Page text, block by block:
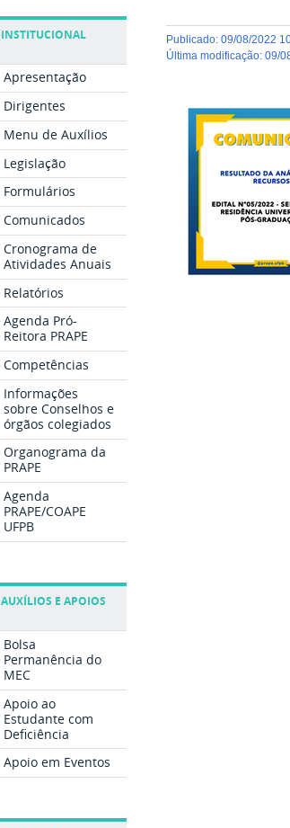
INSTITUCIONAL
Apresentação
Dirigentes
Menu de Auxílios
Legislação
Formulários
Comunicados
Cronograma de
Atividades Anuais
Relatórios
Agenda Pró-
Reitora PRAPE
Competências
Informações
sobre Conselhos e
órgãos colegiados
Organograma da
PRAPE
Agenda
PRAPE/COAPE
UFPB
AUXÍLIOS E APOIOS
Bolsa
Permanência do
MEC
Apoio ao
Estudante com
Deficiência
Apoio em Eventos
publicado:09/08/2022
última modificação:09/